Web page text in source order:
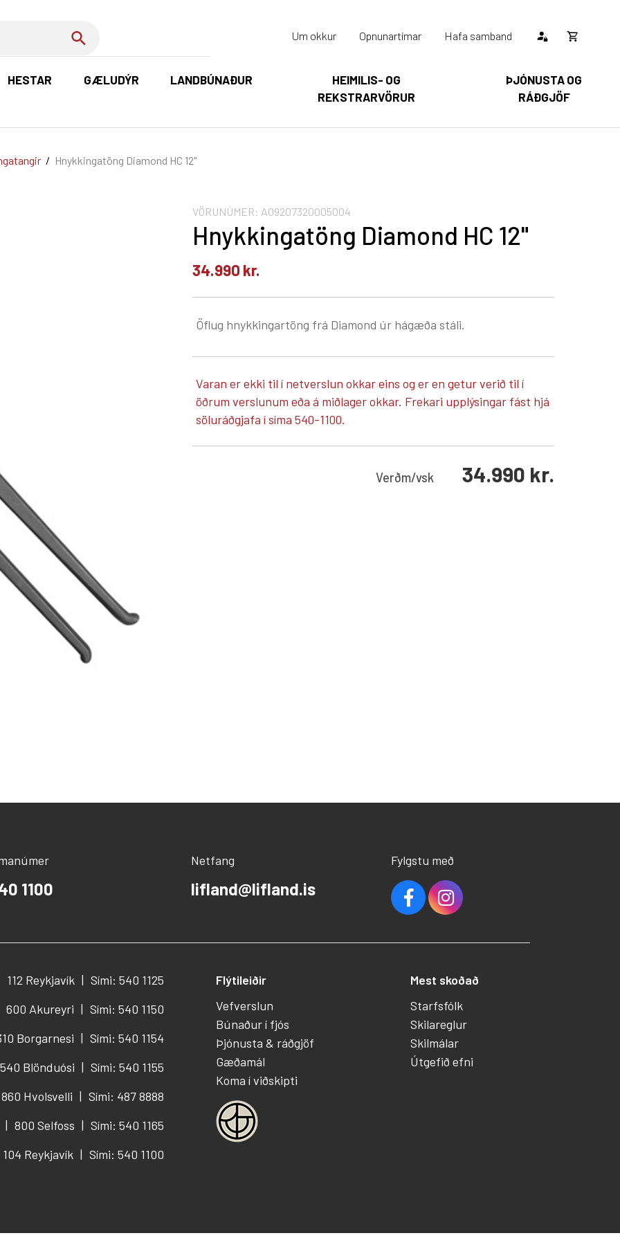
HESTAR GÆLUDÝR LANDBÚNAÐUR
HEIMILIS- OG
REKSTRARVÖRUR
ÞJÓNUSTA OG
RÁÐGJÖF
Um okkur Opnunartímar Hafa samband
Opna
Karfan þín
körfu
/ Hnykkingatöng Diamond HC 12"
VÖRUNÚMER: AO9207320005004
Hnykkingatöng Diamond HC 12"
34.990 kr.
Öflug hnykkingartöng frá Diamond úr hágæða stáli.
Varan er ekki til í netverslun okkar eins og er en getur verið til í
öðrum verslunum eða á miðlager okkar. Frekari upplýsingar fást hjá
söluráðgjafa í síma 540-1100.
Verðm/vsk 34.990 kr.
1100
Netfang
lifland@lifland.is
Fylgstu með
112 Reykjavík
Sími: 540 1125
600 Akureyri
Sími: 540 1150
Borgarnesi
Sími: 540 1154
540 Blönduósi
Sími: 540 1155
860 Hvolsvelli
Sími: 487 8888
800 Selfoss
Sími: 540 1165
104 Reykjavík
Sími: 540 1100
Flýtileiðir
Vefverslun
Búnaður í fjós
Þjónusta & ráðgjöf
Gæðamál
Koma í viðskipti
Mest skoðað
Starfsfólk
Skilareglur
Skilmálar
Útgefið efni